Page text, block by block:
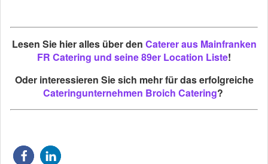
Lesen Sie hier alles über den Caterer aus Mainfranken
FR Catering und seine 89er Location Liste!
Oder interessieren Sie sich mehr für das erfolgreiche
Cateringunternehmen Broich Catering?